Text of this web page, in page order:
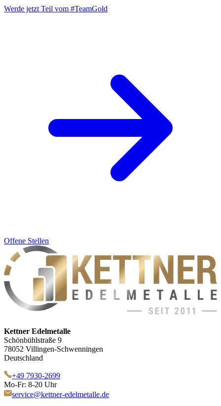
Werde jetzt Teil vom #TeamGold
Offene Stellen
Kettner Edelmetalle
Schönbühlstraße 9
78052 Villingen-Schwenningen
Deutschland
+49 7930-2699
Mo-Fr: 8-20 Uhr
service@kettner-edelmetalle.de